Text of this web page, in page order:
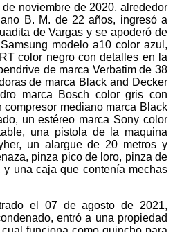
noviembre de 2020, alrededor
B. M. de 22 años, ingresó a
de Vargas y se apoderó de
modelo a10 color azul,
color negro con detalles en la
de marca Verbatim de 38
de marca Black and Decker
marca Bosch color gris con
mediano marca Black
un estéreo marca Sony color
una pistola de la maquina
un alargue de 20 metros y
pinza pico de loro, pinza de
una caja que contenía mechas
el 07 de agosto de 2021,
entró a una propiedad